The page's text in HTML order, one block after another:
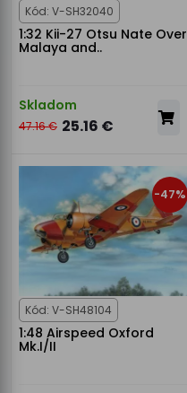
Kód: V-SH32040
1:32 Kii-27 Otsu Nate Over
Malaya and..
Skladom
47.16 € 25.16 €
-47%
Kód: V-SH48104
1:48 Airspeed Oxford
Mk.I/II